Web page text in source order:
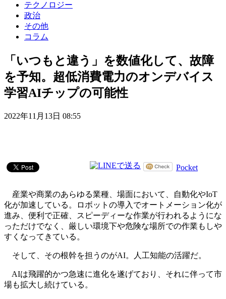
テクノロジー
政治
その他
コラム
「いつもと違う」を数値化して、故障
を予知。超低消費電力のオンデバイス
学習AIチップの可能性
2022年11月13日 08:55
Pocket
産業や商業のあらゆる業種、場面において、自動化やIoT
化が加速している。ロボットの導入でオートメーション化が
進み、便利で正確、スピーディーな作業が行われるようにな
っただけでなく、厳しい環境下や危険な場所での作業もしや
すくなってきている。
そして、その根幹を担うのがAI。人工知能の活躍だ。
AIは飛躍的かつ急速に進化を遂げており、それに伴って市
場も拡大し続けている。